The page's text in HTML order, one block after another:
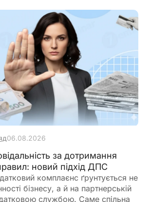
06.08.2026
за дотримання
новий підхід ДПС
комплаєнс ґрунтується не
бізнесу, а й на партнерській
службою. Саме спільна